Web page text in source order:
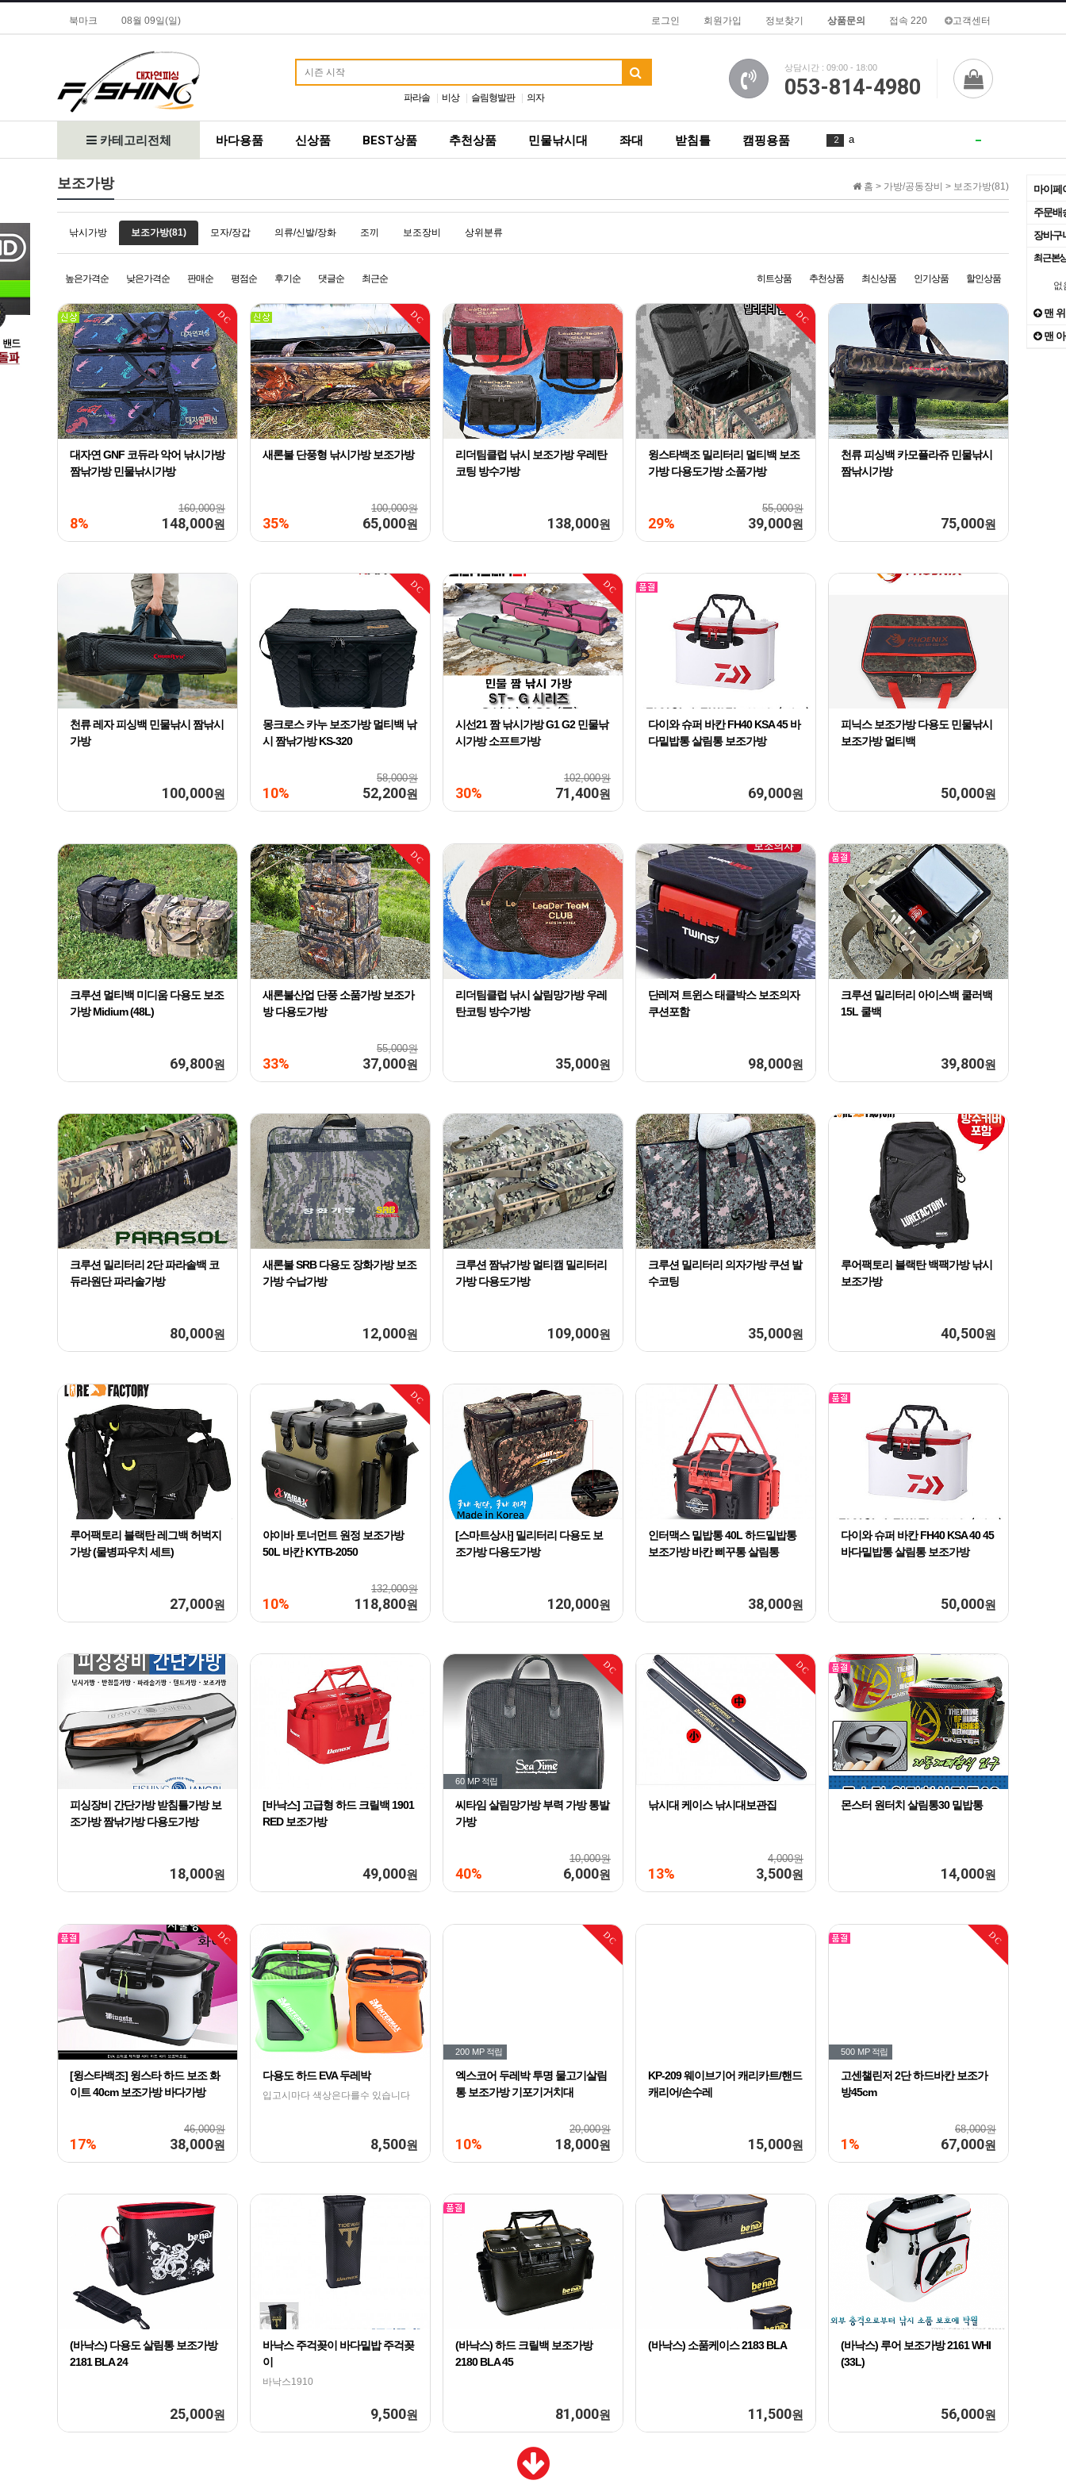
북마크 08월 09일(일) 로그인 회원가입 정보찾기 상품문의 접속 220 고객센터
파라솔 비상 슬림형발판 의자
상담시간 : 09:00 - 18:00
053-814-4980
2 a
1
6
2
7 What
4
9 To
10 de
1 The
카테고리전체 바다용품 신상품 BEST상품 추천상품 민물낚시대 좌대 받침틀 캠핑용품
마이페
주문배
장바구
최근본
없
맨
맨
홈 > 가방/공동장비 > 보조가방(81)
보조가방
낚시가방 보조가방(81) 모자/장갑 의류/신발/장화 조끼 보조장비 상위분류
높은가격순 낮은가격순 판매순 평점순 후기순 댓글순 최근순 히트상품 추천상품 최신상품 인기상품 할인상품
DC
대자연 GNF 코듀라 악어 낚시가방
짬낚가방 민물낚시가방
160,000원
8% 148,000원
DC
새론불 단풍형 낚시가방 보조가방
100,000원
35% 65,000원
리더팀클럽 낚시 보조가방 우레탄
코팅 방수가방
138,000원
DC
윙스타백조 밀리터리 멀티백 보조
가방 다용도가방 소품가방
55,000원
29% 39,000원
천류 피싱백 카모플라쥬 민물낚시
짬낚시가방
75,000원
천류 레자 피싱백 민물낚시 짬낚시
가방
100,000원
DC
몽크로스 카누 보조가방 멀티백 낚
시 짬낚가방 KS-320
58,000원
10% 52,200원
DC
시선21 짬 낚시가방 G1 G2 민물낚
시가방 소프트가방
102,000원
30% 71,400원
다이와 슈퍼 바칸 FH40 KSA 45 바
다밑밥통 살림통 보조가방
69,000원
피닉스 보조가방 다용도 민물낚시
보조가방 멀티백
50,000원
크루션 멀티백 미디움 다용도 보조
가방 Midium (48L)
69,800원
DC
새론불산업 단풍 소품가방 보조가
방 다용도가방
55,000원
33% 37,000원
리더팀클럽 낚시 살림망가방 우레
탄코팅 방수가방
35,000원
단레져 트윈스 태클박스 보조의자
쿠션포함
98,000원
크루션 밀리터리 아이스백 쿨러백
15L 쿨백
39,800원
크루션 밀리터리 2단 파라솔백 코
듀라원단 파라솔가방
80,000원
새론불 SRB 다용도 장화가방 보조
가방 수납가방
12,000원
크루션 짬낚가방 멀티캠 밀리터리
가방 다용도가방
109,000원
크루션 밀리터리 의자가방 쿠션 발
수코팅
35,000원
루어팩토리 블랙탄 백팩가방 낚시
보조가방
40,500원
루어팩토리 블랙탄 레그백 허벅지
가방 (물병파우치 세트)
27,000원
DC
야이바 토너먼트 원정 보조가방
50L 바칸 KYTB-2050
132,000원
10% 118,800원
[스마트상사] 밀리터리 다용도 보
조가방 다용도가방
120,000원
인터맥스 밑밥통 40L 하드밑밥통
보조가방 바칸 삐꾸통 살림통
38,000원
다이와 슈퍼 바칸 FH40 KSA 40 45
바다밑밥통 살림통 보조가방
50,000원
피싱장비 간단가방 받침틀가방 보
조가방 짬낚가방 다용도가방
18,000원
[바낙스] 고급형 하드 크릴백 1901
RED 보조가방
49,000원
DC
60 MP 적립
씨타임 살림망가방 부력 가방 통발
가방
10,000원
40% 6,000원
DC
낚시대 케이스 낚시대보관집
4,000원
13% 3,500원
몬스터 원터치 살림통30 밑밥통
14,000원
DC
[윙스타백조] 윙스타 하드 보조 화
이트 40cm 보조가방 바다가방
46,000원
17% 38,000원
다용도 하드 EVA 두레박
입고시마다 색상은다를수 있습니다
8,500원
DC
200 MP 적립
엑스코어 두레박 투명 물고기살림
통 보조가방 기포기거치대
20,000원
10% 18,000원
KP-209 웨이브기어 캐리카트/핸드
캐리어/손수레
15,000원
DC
500 MP 적립
고센챌린저 2단 하드바칸 보조가
방45cm
68,000원
1% 67,000원
(바낙스) 다용도 살림통 보조가방
2181 BLA 24
25,000원
바낙스 주걱꽂이 바다밑밥 주걱꽂
이
바낙스1910
9,500원
(바낙스) 하드 크릴백 보조가방
2180 BLA 45
81,000원
(바낙스) 소품케이스 2183 BLA
11,500원
(바낙스) 루어 보조가방 2161 WHI
(33L)
56,000원